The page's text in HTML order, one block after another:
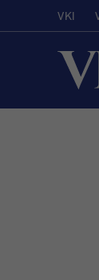
VKI